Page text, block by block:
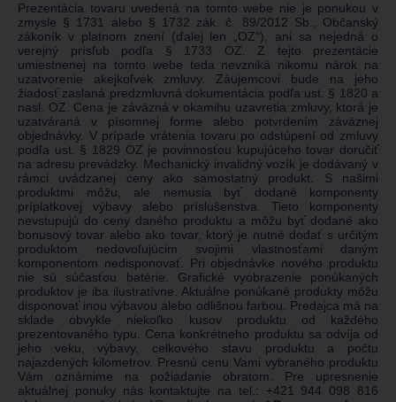
Prezentácia tovaru uvedená na tomto webe nie je ponukou v
zmysle § 1731 alebo § 1732 zák. č. 89/2012 Sb., Občanský
zákoník v platnom znení (ďalej len „OZ“), ani sa nejedná o
verejný prísľub podľa § 1733 OZ. Z tejto prezentácie
umiestnenej na tomto webe teda nevzniká nikomu nárok na
uzatvorenie akejkoľvek zmluvy. Záujemcovi bude na jeho
žiadosť zaslaná predzmluvná dokumentácia podľa ust. § 1820 a
nasl. OZ. Cena je záväzná v okamihu uzavretia zmluvy, ktorá je
uzatváraná v písomnej forme alebo potvrdením záväznej
objednávky. V prípade vrátenia tovaru po odstúpení od zmluvy
podľa ust. § 1829 OZ je povinnosťou kupujúceho tovar doručiť
na adresu prevádzky. Mechanický invalidný vozík je dodávaný v
rámci uvádzanej ceny ako samostatný produkt. S našimi
produktmi môžu, ale nemusia byť dodané komponenty
príplatkovej výbavy alebo príslušenstva. Tieto komponenty
nevstupujú do ceny daného produktu a môžu byť dodané ako
bonusový tovar alebo ako tovar, ktorý je nutné dodať s určitým
produktom nedovoľujúcim svojimi vlastnosťami daným
komponentom nedisponovať. Pri objednávke nového produktu
nie sú súčasťou batérie. Grafické vyobrazenie ponúkaných
produktov je iba ilustratívne. Aktuálne ponúkané produkty môžu
disponovať inou výbavou alebo odlišnou farbou. Predajca má na
sklade obvykle niekoľko kusov produktu od každého
prezentovaného typu. Cena konkrétneho produktu sa odvíja od
jeho veku, výbavy, celkového stavu produktu a počtu
najazdených kilometrov. Presnú cenu Vami vybraného produktu
Vám oznámime na požiadanie obratom. Pre upresnenie
aktuálnej ponuky nás kontaktujte na tel.: +421 944 098 816